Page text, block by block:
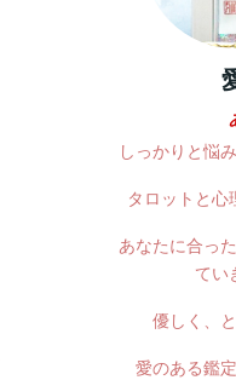
しっかりと悩
タロットと心
あなたに合っ
てい
優しく、
愛のある鑑